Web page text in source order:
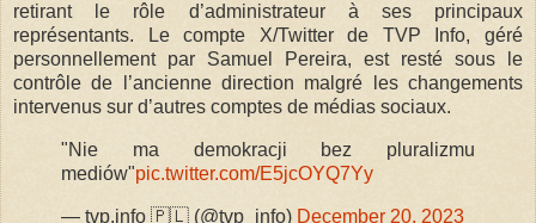
retirant le rôle d’administrateur à ses principaux
représentants. Le compte X/Twitter de TVP Info, géré
personnellement par Samuel Pereira, est resté sous le
contrôle de l’ancienne direction malgré les changements
intervenus sur d’autres comptes de médias sociaux.
"Nie ma demokracji bez pluralizmu
mediów"pic.twitter.com/E5jcOYQ7Yy
— tvp.info 🇵🇱 (@tvp_info) December 20, 2023